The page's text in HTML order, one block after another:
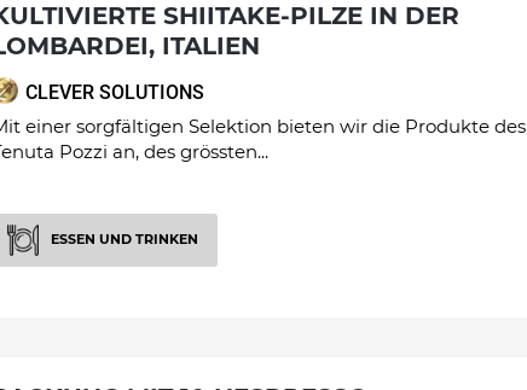
IN DER
ITALIEN
CLEVER SOLUTIONS
einer sorgfältigen Selektion bieten wir die Produkte des
Pozzi an, des grössten...
ESSEN UND TRINKEN